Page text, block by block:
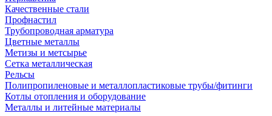
Качественные стали
Профнастил
Трубопроводная арматура
Цветные металлы
Метизы и метсырье
Сетка металлическая
Рельсы
Полипропиленовые и металлопластиковые трубы/фитинги
Котлы отопления и оборудование
Металлы и литейные материалы